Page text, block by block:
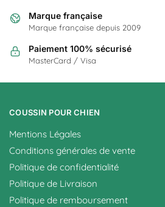
Marque française
Marque française depuis 2009
Paiement 100% sécurisé
MasterCard / Visa
COUSSIN POUR CHIEN
Mentions Légales
Conditions générales de vente
Politique de confidentialité
Politique de Livraison
Politique de remboursement